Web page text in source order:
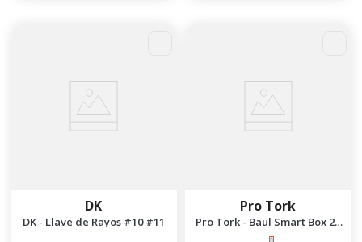
DK
DK - Llave de Rayos #10 #11
Pro Tork
Pro Tork - Baul Smart Box 28
Litros | Rojo